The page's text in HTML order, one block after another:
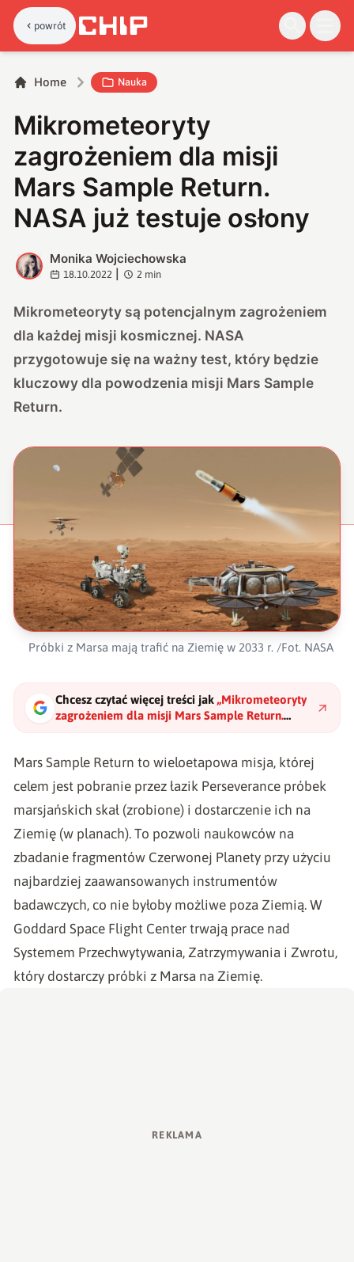
powrót
Home Nauka
Mikrometeoryty
zagrożeniem dla misji
Mars Sample Return.
NASA już testuje osłony
M
Monika Wojciechowska
18.10.2022 2 min
Mikrometeoryty są potencjalnym zagrożeniem
dla każdej misji kosmicznej. NASA
przygotowuje się na ważny test, który będzie
kluczowy dla powodzenia misji Mars Sample
Return.
Próbki z Marsa mają trafić na Ziemię w 2033 r. /Fot. NASA
Chcesz czytać więcej treści jak „Mikrometeoryty
zagrożeniem dla misji Mars Sample Return.
NASA już testuje osłony"?
Mars Sample Return to wieloetapowa misja, której
celem jest pobranie przez łazik Perseverance próbek
marsjańskich skał (zrobione) i dostarczenie ich na
Ziemię (w planach). To pozwoli naukowców na
zbadanie fragmentów Czerwonej Planety przy użyciu
najbardziej zaawansowanych instrumentów
badawczych, co nie byłoby możliwe poza Ziemią. W
Goddard Space Flight Center trwają prace nad
Systemem Przechwytywania, Zatrzymywania i Zwrotu,
który dostarczy próbki z Marsa na Ziemię.